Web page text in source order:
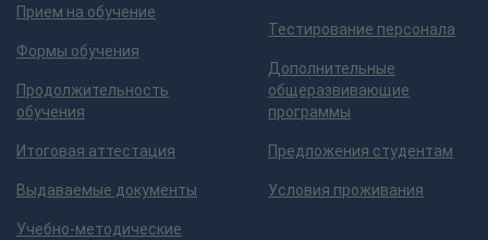
Прием на обучение
Формы обучения
Продолжительность
обучения
Итоговая аттестация
Выдаваемые документы
Учебно-методические
Тестирование персонала
Дополнительные
общеразвивающие
программы
Предложения студентам
Условия проживания